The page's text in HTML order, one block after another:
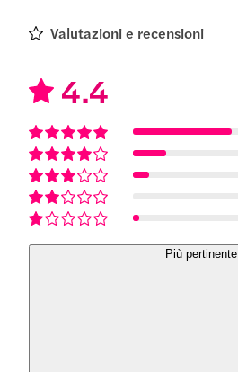
Valutazioni e recensioni
4.4
Più pertinente